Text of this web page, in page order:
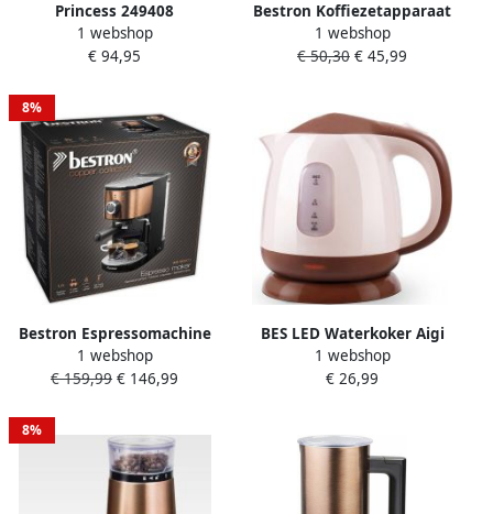
Princess 249408
Koffiezetapparaat Compact
Deluxe – 2 tot 6 koppen –
1 webshop
€ 94,95
Bestron Koffiezetapparaat
voor filterkoffie
Filterkoffiemachine met
1 webshop
€ 50,30 € 45,99
8%
Bestron Espressomachine
voor 2 kopjes
Pistonmachine met
pompdruk 1450W koper
1 webshop
€ 159,99 € 146,99
BES LED Waterkoker Aigi
Miny 1 Liter 1100 Watt
Bruin
1 webshop
€ 26,99
8%